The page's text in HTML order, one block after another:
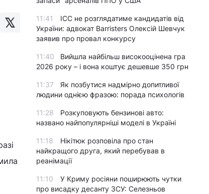
11:41
ICC не розглядатиме кандидатів від
України: адвокат Barristers Олексій Шевчук
заявив про провал конкурсу
11:40
Вийшла найбільш високооцінена гра
2026 року – і вона коштує дешевше 350 грн
11:37
Як позбутися надмірно допитливої
людини однією фразою: порада психологів
11:28
Розкуповують бензинові авто:
названо найпопулярніші моделі в Україні
11:18
Нікітюк розповіла про стан
найкращого друга, який перебував в
реанімації
11:10
У Криму росіяни поширюють чутки
про висадку десанту ЗСУ: Селезньов